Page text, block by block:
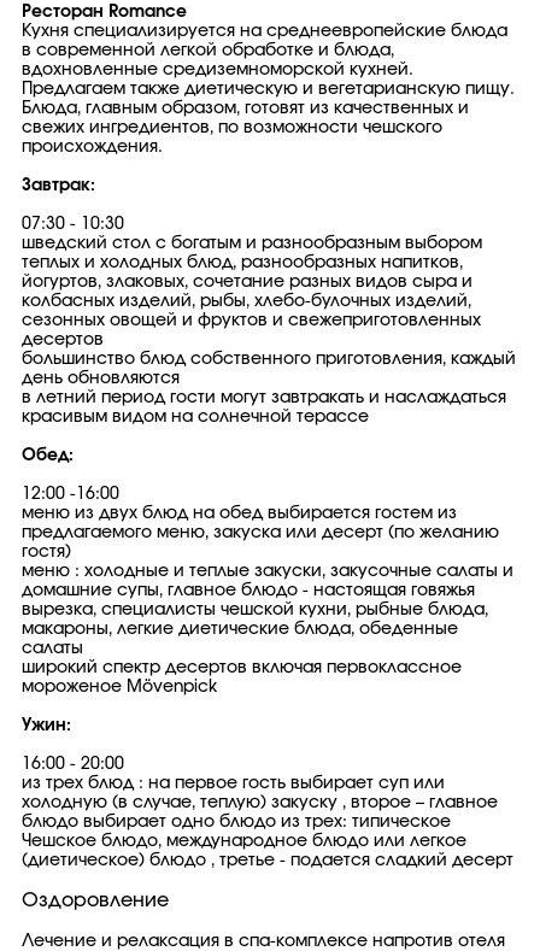
Ресторан Romance
Кухня специализируется на среднеевропейские блюда
в современной легкой обработке и блюдa,
вдохновленные средиземноморской кухней.
Предлагаем также диетическую и вегетарианскую пищу.
Блюда, главным образом, готовят из качественных и
свежих ингредиентов, по возможности чешского
происхождения.
Завтрак:
07:30 - 10:30
шведский стол с богатым и разнообразным выбором
теплых и холодных блюд, разнообразных напитков,
йогуртов, злаковых, сочетание разных видов сыра и
колбасных изделий, рыбы, хлебо-булочных изделий,
сезонных овощей и фруктов и свежеприготовленных
десертов
большинство блюд собственного приготовления, каждый
день обновляются
в летний период гости могут завтракать и наслаждаться
красивым видом на солнечной терассе
Обед:
12:00 -16:00
меню из двух блюд на обед выбирается гостем из
предлагаемого меню, закуска или десерт (по желанию
гостя)
меню : холодные и теплые закуски, закусочные салаты и
домашние супы, главное блюдо - настоящая говяжья
вырезка, специалисты чешской кухни, рыбные блюда,
макароны, легкие диетические блюда, обеденные
салаты
широкий спектр десертов включая первоклассное
мороженое Mövenpick
Ужин:
16:00 - 20:00
из трех блюд : на первое гость выбирает суп или
холодную (в случае, теплую) закуску , второе – главное
блюдо выбирает одно блюдо из трех: типическое
Чешcкое блюдо, международное блюдо или легкое
(диетическое) блюдо , третье - подается сладкий десерт
Оздоровление
Лечение и релаксация в спа-комплексе напротив отеля